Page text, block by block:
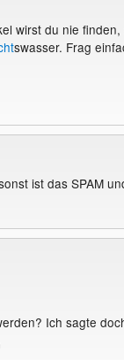
wirst du nie
swasser. Frag
ist das SPAM
Ich sagte